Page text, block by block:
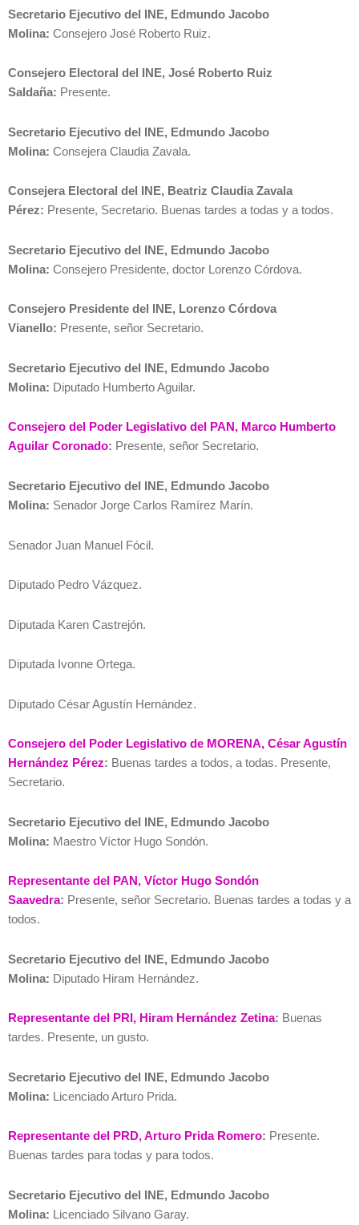
Secretario Ejecutivo del INE, Edmundo Jacobo
Molina: Consejero José Roberto Ruiz.
Consejero Electoral del INE, José Roberto Ruiz
Saldaña: Presente.
Secretario Ejecutivo del INE, Edmundo Jacobo
Molina: Consejera Claudia Zavala.
Consejera Electoral del INE, Beatriz Claudia Zavala
Pérez: Presente, Secretario. Buenas tardes a todas y a todos.
Secretario Ejecutivo del INE, Edmundo Jacobo
Molina: Consejero Presidente, doctor Lorenzo Córdova.
Consejero Presidente del INE, Lorenzo Córdova
Vianello: Presente, señor Secretario.
Secretario Ejecutivo del INE, Edmundo Jacobo
Molina: Diputado Humberto Aguilar.
Consejero del Poder Legislativo del PAN, Marco Humberto
Aguilar Coronado: Presente, señor Secretario.
Secretario Ejecutivo del INE, Edmundo Jacobo
Molina: Senador Jorge Carlos Ramírez Marín.
Senador Juan Manuel Fócil.
Diputado Pedro Vázquez.
Diputada Karen Castrejón.
Diputada Ivonne Ortega.
Diputado César Agustín Hernández.
Consejero del Poder Legislativo de MORENA, César Agustín
Hernández Pérez: Buenas tardes a todos, a todas. Presente,
Secretario.
Secretario Ejecutivo del INE, Edmundo Jacobo
Molina: Maestro Víctor Hugo Sondón.
Representante del PAN, Víctor Hugo Sondón
Saavedra: Presente, señor Secretario. Buenas tardes a todas y a
todos.
Secretario Ejecutivo del INE, Edmundo Jacobo
Molina: Diputado Hiram Hernández.
Representante del PRI, Hiram Hernández Zetina: Buenas
tardes. Presente, un gusto.
Secretario Ejecutivo del INE, Edmundo Jacobo
Molina: Licenciado Arturo Prida.
Representante del PRD, Arturo Prida Romero: Presente.
Buenas tardes para todas y para todos.
Secretario Ejecutivo del INE, Edmundo Jacobo
Molina: Licenciado Silvano Garay.